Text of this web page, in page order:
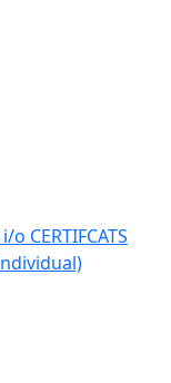
CERTIFCATS